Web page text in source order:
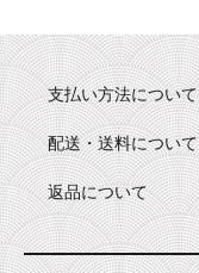
支払い方法について
配送・送料について
返品について